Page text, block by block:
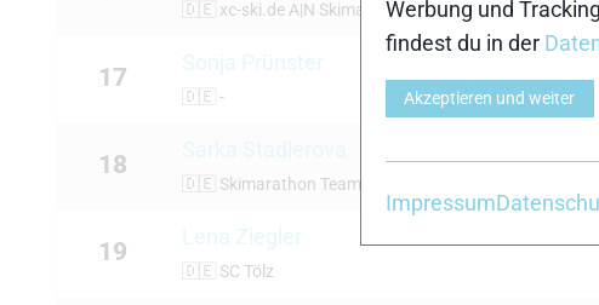
🇩🇪 xc-ski.de A|N Skimarathon Team
17
Sonja Prünster
🇩🇪 -
18
🇩🇪 Skimarathon Team Austria
19
Lena Ziegler
🇩🇪 SC Tölz
Werbung und
findest du in der
Akzeptieren und weiter
Impressum